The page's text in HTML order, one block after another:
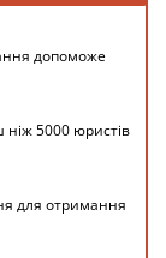
допоможе
ніж 5000 юристів
для отримання